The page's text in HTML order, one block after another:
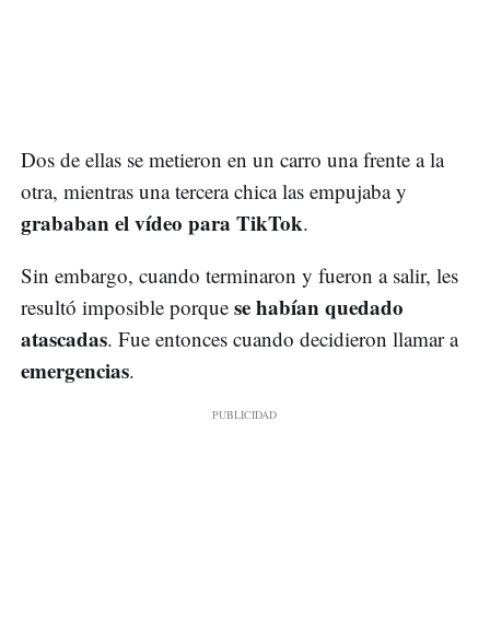
Dos de ellas se metieron en un carro una frente a la
otra, mientras una tercera chica las empujaba y
grababan el vídeo para TikTok.
Sin embargo, cuando terminaron y fueron a salir, les
resultó imposible porque se habían quedado
atascadas. Fue entonces cuando decidieron llamar a
emergencias.